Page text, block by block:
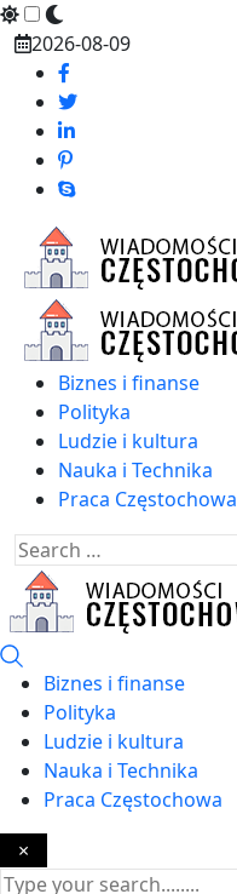
Skip
content
2026-08-09
Biznes i finanse
Polityka
Ludzie i kultura
Nauka i Technika
Praca Częstochowa
Biznes i finanse
Polityka
Ludzie i kultura
Nauka i Technika
Praca Częstochowa
×